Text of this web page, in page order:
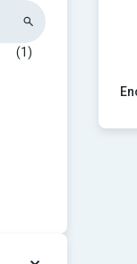
(1)
⌄